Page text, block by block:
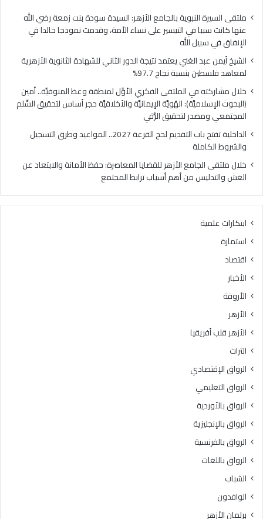
بنسبة
نجاح
97.7%
ملتقى السيرة النبوية بالجامع الأزهر: السيدة سودة بنت زمعة رضي الله
عنها كانت سببا في التيسير على نساء الأمة، وقدمت نموذجا خالدا في
الإنفاق في سبيل الله
الشيخ أيمن عبد الغني يعتمد نتيجة الدور الثاني للشهادة الثانوية الأزهرية
لمعاهد فلسطين بنسبة نجاح 97.7%
خلال مشاركته في الملتقى الفكري الأوَّل لمنطقة وعظ المنوفيَّة.. أمين
(البحوث الإسلاميَّة): الهُويَّة الإيمانيَّة والأخلاقيَّة حجر أساس لتحقيق السِّلم
المجتمعي ومصدر لتحقيق الرُّقي
الداخلية تفتح باب التقديم لحج القرعة 2027.. المواعيد وطرق التسجيل
والشروط الكاملة
خلال ملتقى الجامع الأزهر للقضايا المعاصرة: حفظ الأمانة والابتعاد عن
الغش والتدليس من أهم أسباب ترابط المجتمع
ابتكارات علمية
استمارة
اقتصاد
الأخبار
الأروقة
الأزهر
الأزهر قلب أفريقيا
التراث
الرواق الإقتصادي
الرواق التعليمي
الرواق بالأوردية
الرواق بالإنجليزية
الرواق بالفرنسية
الرواق باللغات
الشباب
الوافدون
برلمان الأزهر